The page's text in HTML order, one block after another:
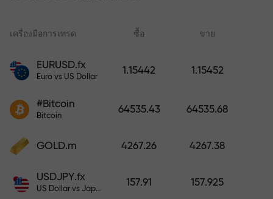
ปกป้อง!
ผิด ยิ่งฝากมาก ตัวคูณยิ่งสูง
เครื่องมือการเทรด ซื้อ ขาย
EURUSD.fx
Euro vs US Dollar
1.15442 1.15452
#Bitcoin
Bitcoin
64535.43 64535.68
GOLD.m 4267.26 4267.38
USDJPY.fx
US Dollar vs Japanese Yen
157.91 157.925